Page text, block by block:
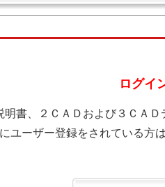
ログイ
明書、２ＣＡＤおよび３ＣＡ
ユーザー登録をされている方